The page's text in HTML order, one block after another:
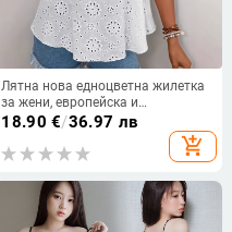
Лятна нова едноцветна жилетка
за жени, европейска и
американска мода, бродирана,
свободна без ръкави за жени
18.90 €/36.97 лв
add_shopping_cart